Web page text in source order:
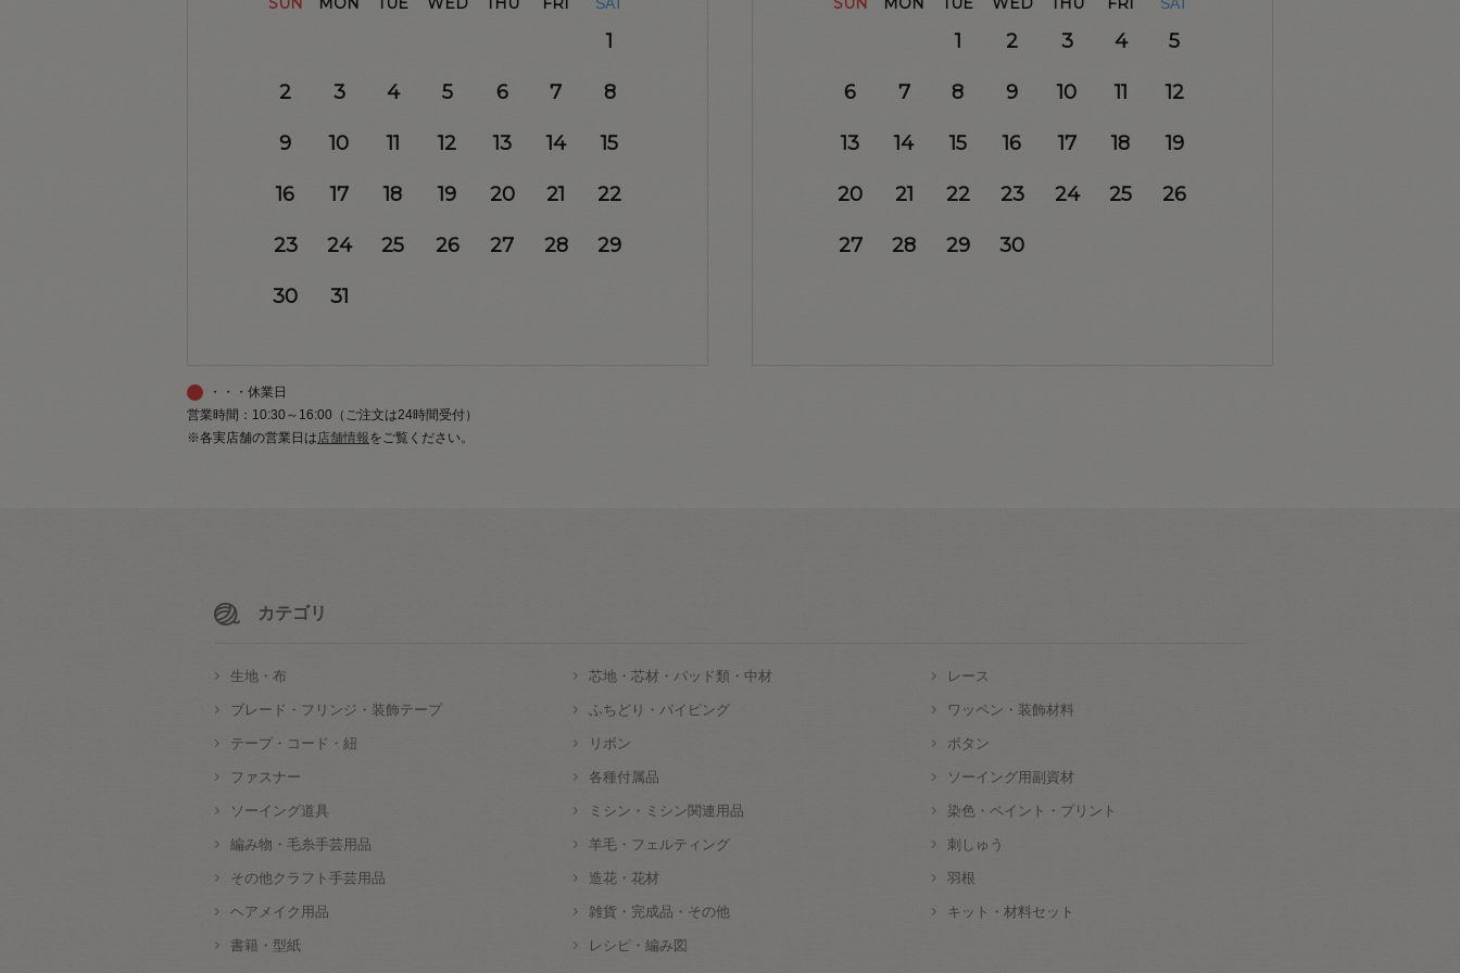
1
2 3 4 5 6 7 8
9 10 11 12 13 14 15
16 17 18 19 20 21 22
23 24 25 26 27 28 29
30 31
1 2 3 4 5
6 7 8 9 10 11 12
13 14 15 16 17 18 19
20 21 22 23 24 25 26
27 28 29 30
・・・休業日
営業時間：10:30～16:00（ご注文は24時間受付）
※各実店舗の営業日は店舗情報をご覧ください。
カテゴリ
生地・布 芯地・芯材・パッド類・中材 レース
ブレード・フリンジ・装飾テープ ふちどり・パイピング ワッペン・装飾材料
テープ・コード・紐 リボン ボタン
ファスナー 各種付属品 ソーイング用副資材
ソーイング道具 ミシン・ミシン関連用品 染色・ペイント・プリント
編み物・毛糸手芸用品 羊毛・フェルティング 刺しゅう
その他クラフト手芸用品 造花・花材 羽根
ヘアメイク用品 雑貨・完成品・その他 キット・材料セット
書籍・型紙 レシピ・編み図